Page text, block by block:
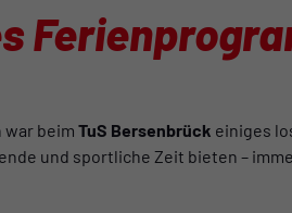
war beim TuS Bersenbrück einiges
und sportliche Zeit bieten –